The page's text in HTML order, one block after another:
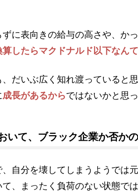
に表向きの給与の高さや、か
算したらマクドナルド以下なん
だいぶ広く知れ渡っていると
成長があるからではないかと思っ
いて、ブラック企業か否か
自分を壊してしまうようでは
、まったく負荷のない状態で